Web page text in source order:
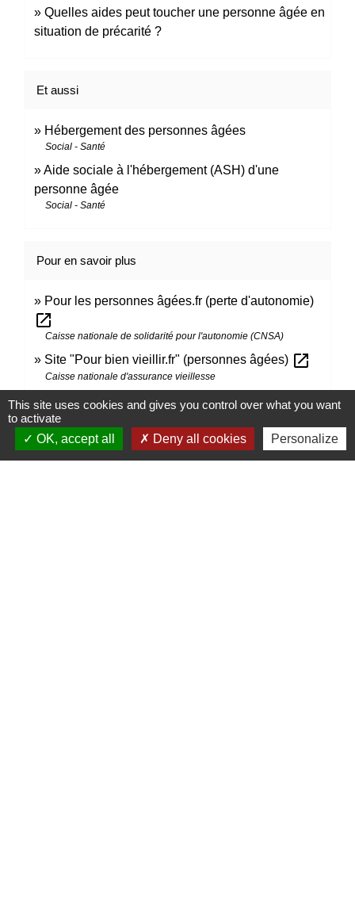
Quelles aides peut toucher une personne âgée en
situation de précarité ?
Et aussi
Hébergement des personnes âgées
Social - Santé
Aide sociale à l'hébergement (ASH) d'une
personne âgée
Social - Santé
Pour en savoir plus
Pour les personnes âgées.fr (perte d'autonomie)
open_in_new
Caisse nationale de solidarité pour l'autonomie (CNSA)
Site "Pour bien vieillir.fr" (personnes âgées) open_in_new
Caisse nationale d'assurance vieillesse
Site des services à la personneopen_in_new
Ministère chargé des finances
Quelles différences entre la PCH et l'APA ?open_in_new
This site uses cookies and gives you control over what you want
to activate
OK, accept all
Deny all cookies Personalize